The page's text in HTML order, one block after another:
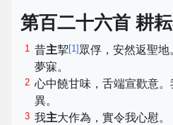
第百二十六首 耕
1 昔主挈[1] 眾俘，安然返聖地
夢寐。
2 心中饒甘味，舌端宣歡意。
異。
3 我主大作為，實令我心慰。